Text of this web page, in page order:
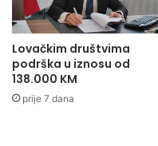
Lovačkim društvima
podrška u iznosu od
138.000 KM
prije 7 dana